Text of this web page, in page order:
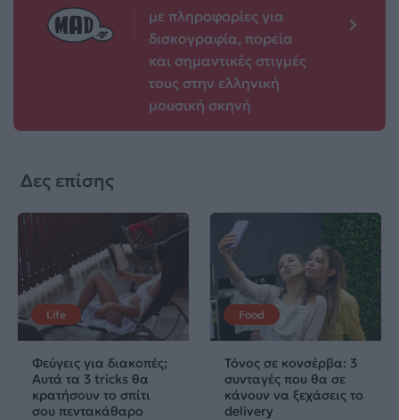
με πληροφορίες για
δισκογραφία, πορεία
και σημαντικές στιγμές
τους στην ελληνική
μουσική σκηνή
Δες επίσης
Life
Φεύγεις για διακοπές;
Αυτά τα 3 tricks θα
κρατήσουν το σπίτι
σου πεντακάθαρο
Food
Τόνος σε κονσέρβα: 3
συνταγές που θα σε
κάνουν να ξεχάσεις το
delivery